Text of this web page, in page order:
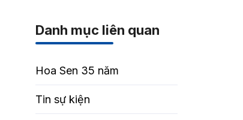
Danh mục liên quan
Hoa Sen 35 năm
Tin sự kiện